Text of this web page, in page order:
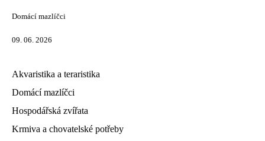
Domácí mazlíčci
09. 06. 2026
Akvaristika a teraristika
Domácí mazlíčci
Hospodářská zvířata
Krmiva a chovatelské potřeby